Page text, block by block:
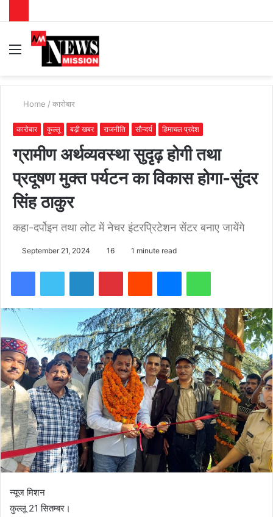
Menu
Home / कारोबार
कारोबार कुल्लू बड़ी खबर राजनीति सौन्दर्य हिमाचल प्रदेश
ग्रामीण अर्थव्यवस्था सुदृढ़ होगी तथा
प्रदूषण मुक्त पर्यटन का विकास होगा-सुंदर
सिंह ठाकुर
कहा-दर्पोइन तथा लोट में नेचर इंटरप्रिटेशन सेंटर बनाए जायेंगे
September 21, 2024 16 1 minute read
न्यूज मिशन
कुल्लू 21 सितम्बर।